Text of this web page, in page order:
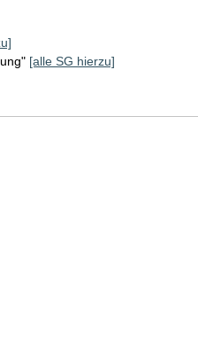
[alle SG hierzu]